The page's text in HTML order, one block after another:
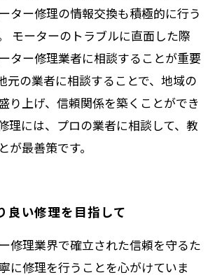
ター修理の情報交換も積極的に行う
モーターのトラブルに直面した際
ター修理業者に相談することが重要
元の業者に相談することで、地域の
り上げ、信頼関係を築くことができ
理には、プロの業者に相談して、教
が最善策です。
良い修理を目指して
修理業界で確立された信頼を守るた
に修理を行うことを心がけていま